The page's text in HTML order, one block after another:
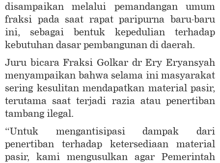
disampaikan melalui pemandangan umum
fraksi pada saat rapat paripurna baru-baru
ini, sebagai bentuk kepedulian terhadap
kebutuhan dasar pembangunan di daerah.
Juru bicara Fraksi Golkar dr Ery Eryansyah
menyampaikan bahwa selama ini masyarakat
sering kesulitan mendapatkan material pasir,
terutama saat terjadi razia atau penertiban
tambang ilegal.
“Untuk mengantisipasi dampak dari
penertiban terhadap ketersediaan material
pasir, kami mengusulkan agar Pemerintah